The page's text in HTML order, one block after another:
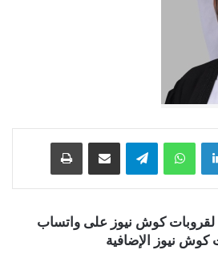
لينكدإن واتساب تيلقرام
لقروبات كوش نيوز على واتساب
كوش نيوز الإضافية